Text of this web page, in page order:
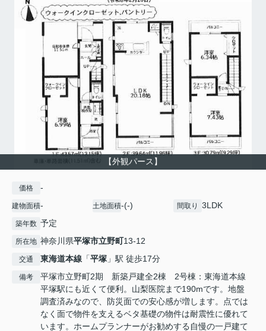
【外観パース】
価格 -
建物面積- 土地面積-(-) 間取り 3LDK
築年数 予定
所在地 神奈川県平塚市立野町13-12
交通 東海道本線 「平塚 」駅 徒歩17分
備考
平塚市立野町2期 新築戸建全2棟 2号棟：東海道本線
平塚駅にも近くて便利。山梨医院まで190mです。地盤
調査済みなので、防災面での安心感が増します。点では
なく面で物件を支えるベタ基礎の物件は耐震性に優れて
います。ホームプランナーがお勧めする自慢の一戸建て